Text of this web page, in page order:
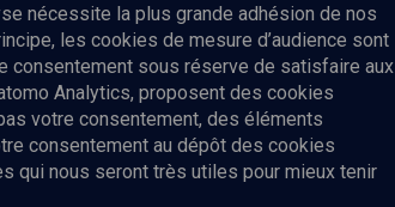
Envoyer
nécessite la plus grande adhésion de nos
les cookies de mesure d’audience sont
consentement sous réserve de satisfaire aux
Analytics, proposent des cookies
votre consentement, des éléments
consentement au dépôt des cookies
qui nous seront très utiles pour mieux tenir